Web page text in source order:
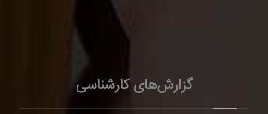
گزارش‌های کارشناسی